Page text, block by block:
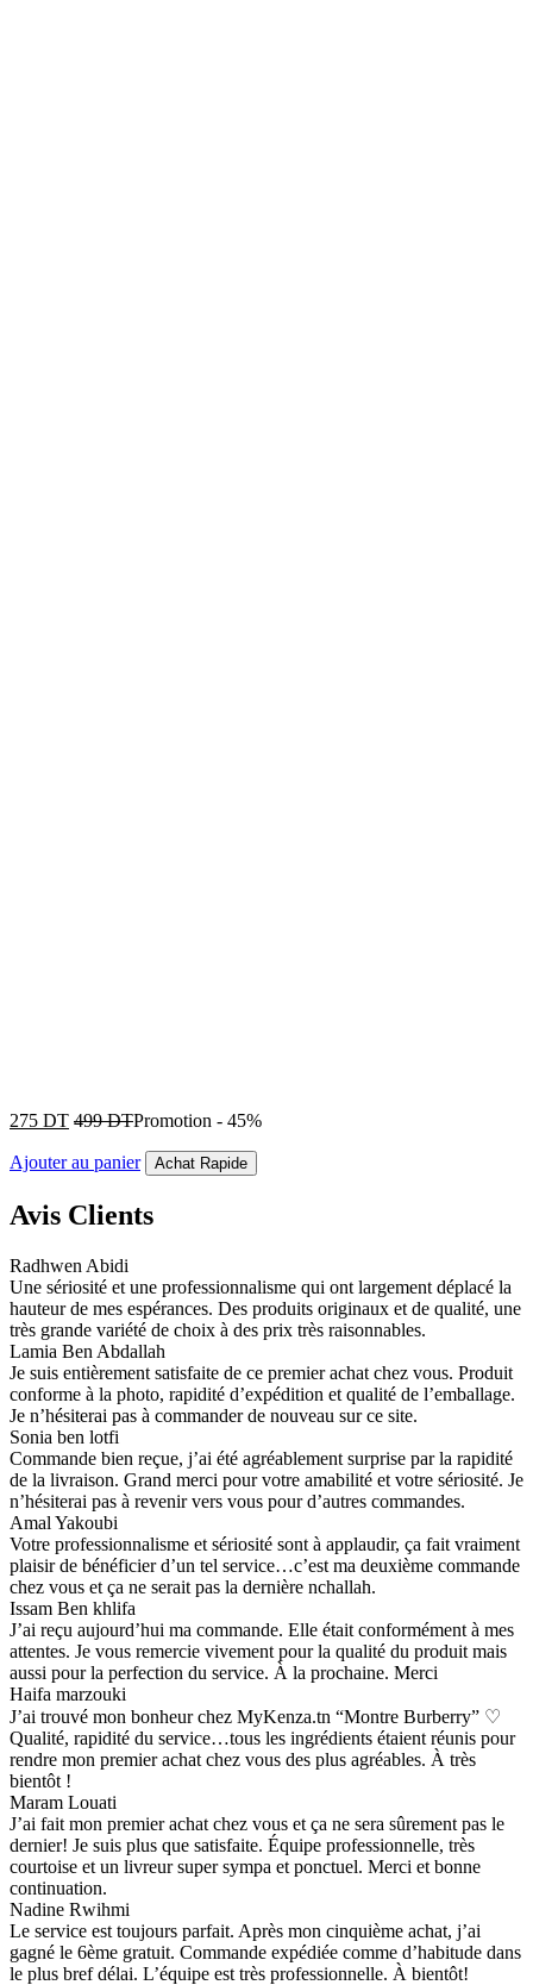
275 DT 499DTPromotion - 45%
Ajouter au panier Achat Rapide
Avis Clients
Radhwen Abidi
Une sériosité et une professionnalisme qui ont largement déplacé la
hauteur de mes espérances. Des produits originaux et de qualité, une
très grande variété de choix à des prix très raisonnables.
Lamia Ben Abdallah
Je suis entièrement satisfaite de ce premier achat chez vous. Produit
conforme à la photo, rapidité d’expédition et qualité de l’emballage.
Je n’hésiterai pas à commander de nouveau sur ce site.
Sonia ben lotfi
Commande bien reçue, j’ai été agréablement surprise par la rapidité
de la livraison. Grand merci pour votre amabilité et votre sériosité. Je
n’hésiterai pas à revenir vers vous pour d’autres commandes.
Amal Yakoubi
Votre professionnalisme et sériosité sont à applaudir, ça fait vraiment
plaisir de bénéficier d’un tel service…c’est ma deuxième commande
chez vous et ça ne serait pas la dernière nchallah.
Issam Ben khlifa
J’ai reçu aujourd’hui ma commande. Elle était conformément à mes
attentes. Je vous remercie vivement pour la qualité du produit mais
aussi pour la perfection du service. À la prochaine. Merci
Haifa marzouki
J’ai trouvé mon bonheur chez MyKenza.tn “Montre Burberry” ♡
Qualité, rapidité du service…tous les ingrédients étaient réunis pour
rendre mon premier achat chez vous des plus agréables. À très
bientôt !
Maram Louati
J’ai fait mon premier achat chez vous et ça ne sera sûrement pas le
dernier! Je suis plus que satisfaite. Équipe professionnelle, très
courtoise et un livreur super sympa et ponctuel. Merci et bonne
continuation.
Nadine Rwihmi
Le service est toujours parfait. Après mon cinquième achat, j’ai
gagné le 6ème gratuit. Commande expédiée comme d’habitude dans
le plus bref délai. L’équipe est très professionnelle. À bientôt!